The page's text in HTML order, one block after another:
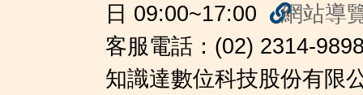
日 09:00~17:00
網站導
客服電話：(02) 2314-
知識達數位科技股份有